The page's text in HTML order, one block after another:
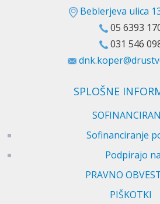
Beblerjeva ulica
05 6393
031 546
SPLOŠNE
Sofinanciranje
Podpirajo
PRAVNO
PIŠKOTKI